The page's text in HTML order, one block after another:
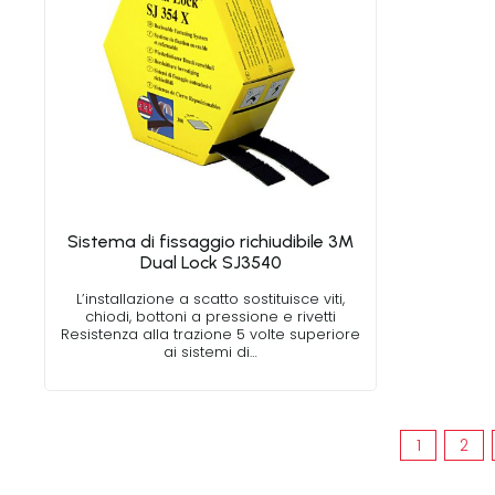
Sistema di fissaggio richiudibile 3M
Dual Lock SJ3540
L’installazione a scatto sostituisce viti,
chiodi, bottoni a pressione e rivetti
Resistenza alla trazione 5 volte superiore
ai sistemi di…
1 2